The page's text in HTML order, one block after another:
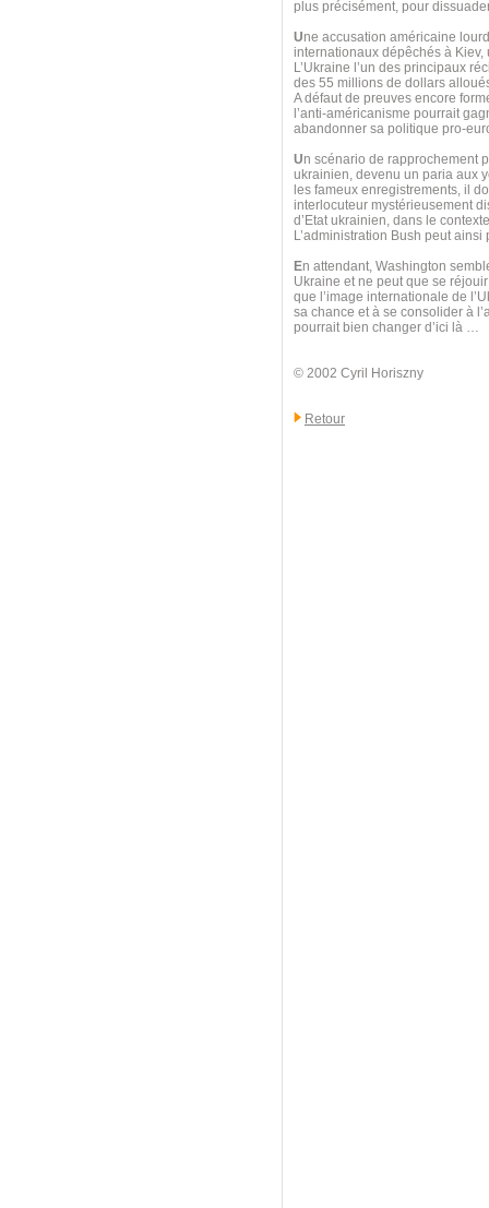
plus précisément, pour
Une accusation américaine
internationaux dépêchés à
L’Ukraine l’un des principaux
des 55 millions de dollars
A défaut de preuves encore
l’anti-américanisme pourrait
abandonner sa politique pro-
Un scénario de rapprochement
ukrainien, devenu un paria aux
les fameux enregistrements, il
interlocuteur mystérieusement
d’Etat ukrainien, dans le
L’administration Bush peut
En attendant, Washington
Ukraine et ne peut que se
que l’image internationale de
sa chance et à se consolider à
pourrait bien changer d’ici là …
© 2002 Cyril Horiszny
Retour